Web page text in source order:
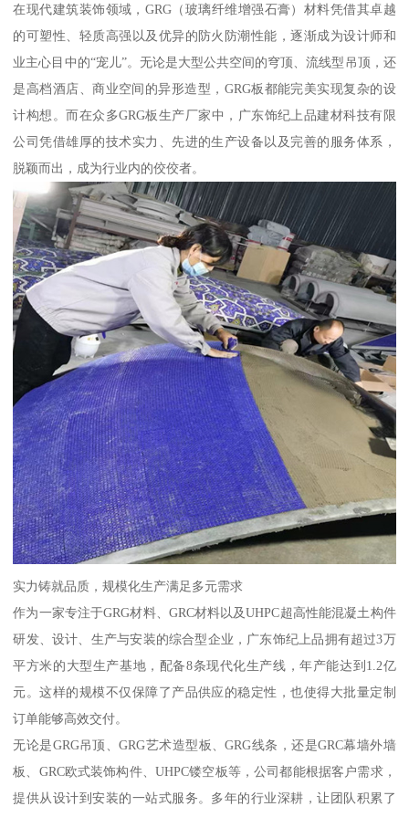
在现代建筑装饰领域，GRG（玻璃纤维增强石膏）材料凭借其卓越
的可塑性、轻质高强以及优异的防火防潮性能，逐渐成为设计师和
业主心目中的“宠儿”。无论是大型公共空间的穹顶、流线型吊顶，还
是高档酒店、商业空间的异形造型，GRG板都能完美实现复杂的设
计构想。而在众多GRG板生产厂家中，广东饰纪上品建材科技有限
公司凭借雄厚的技术实力、先进的生产设备以及完善的服务体系，
脱颖而出，成为行业内的佼佼者。
实力铸就品质，规模化生产满足多元需求
作为一家专注于GRG材料、GRC材料以及UHPC超高性能混凝土构件
研发、设计、生产与安装的综合型企业，广东饰纪上品拥有超过3万
平方米的大型生产基地，配备8条现代化生产线，年产能达到1.2亿
元。这样的规模不仅保障了产品供应的稳定性，也使得大批量定制
订单能够高效交付。
无论是GRG吊顶、GRG艺术造型板、GRG线条，还是GRC幕墙外墙
板、GRC欧式装饰构件、UHPC镂空板等，公司都能根据客户需求，
提供从设计到安装的一站式服务。多年的行业深耕，让团队积累了